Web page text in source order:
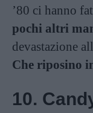
’80 ci hanno
pochi altri
devastazione
Che riposino
10.